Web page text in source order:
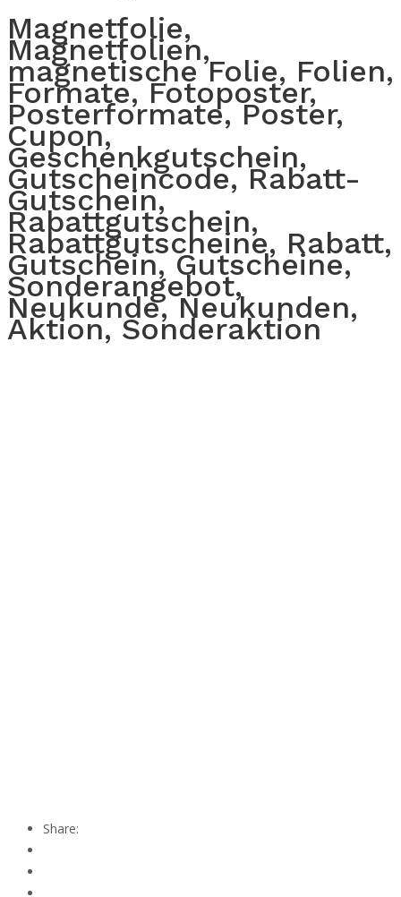
Magnetfolie,
Magnetfolien,
magnetische Folie, Folien,
Formate, Fotoposter,
Posterformate, Poster,
Cupon,
Geschenkgutschein,
Gutscheincode, Rabatt-
Gutschein,
Rabattgutschein,
Rabattgutscheine, Rabatt,
Gutschein, Gutscheine,
Sonderangebot,
Neukunde, Neukunden,
Aktion, Sonderaktion
Share: